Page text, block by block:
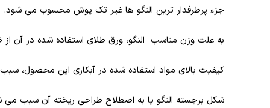
جزء پرطرفدار ترین النگو ها غیر تک پوش محسوب می شود.
به علت وزن مناسب النگو، ورق طلای استفاده شده در آن
کیفیت بالای مواد استفاده شده در آبکاری این محصول،
شکل برجسته النگو یا به اصطلاح طراحی ریخته آن سبب می